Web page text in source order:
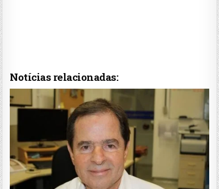
Notícias relacionadas: